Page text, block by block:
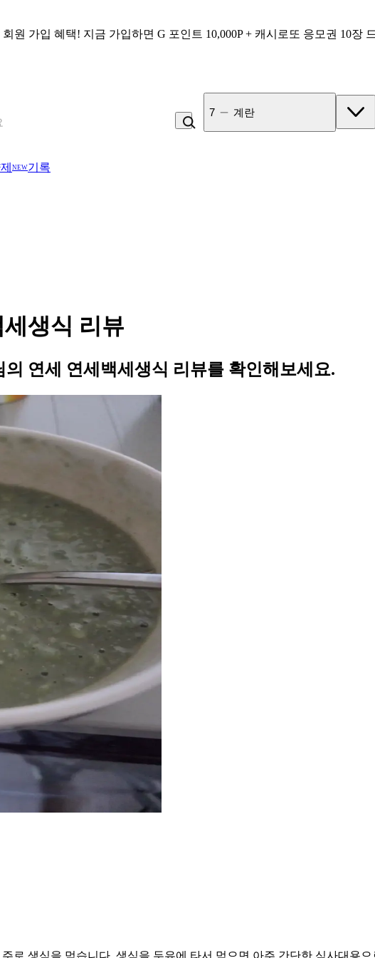
회원 가입 혜택! 지금 가입하면 G 포인트 10,000P + 캐시로또 응모권 10장
8 백반
NEW기록
생식 리뷰
연세 연세백세생식 리뷰를 확인해보세요.
로 생식을 먹습니다. 생식을 두유에 타서 먹으면 아주 간단한 식사대용